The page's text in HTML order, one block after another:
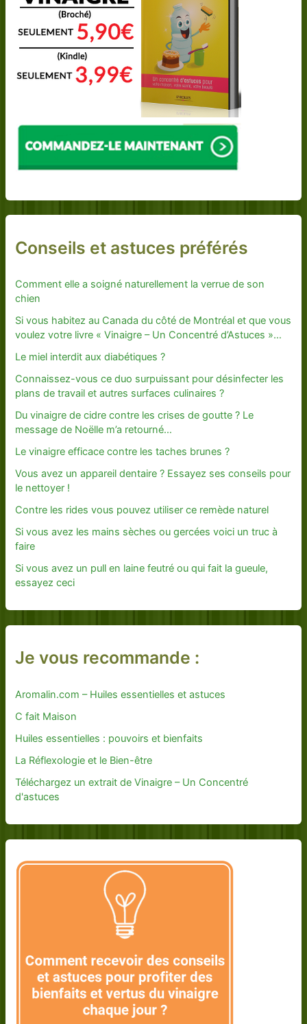
Conseils et astuces préférés
Comment elle a soigné naturellement la verrue de son
chien
Si vous habitez au Canada du côté de Montréal et que vous
voulez votre livre « Vinaigre – Un Concentré d’Astuces »…
Le miel interdit aux diabétiques ?
Connaissez-vous ce duo surpuissant pour désinfecter les
plans de travail et autres surfaces culinaires ?
Du vinaigre de cidre contre les crises de goutte ? Le
message de Noëlle m’a retourné…
Le vinaigre efficace contre les taches brunes ?
Vous avez un appareil dentaire ? Essayez ses conseils pour
le nettoyer !
Contre les rides vous pouvez utiliser ce remède naturel
Si vous avez les mains sèches ou gercées voici un truc à
faire
Si vous avez un pull en laine feutré ou qui fait la gueule,
essayez ceci
Je vous recommande :
Aromalin.com – Huiles essentielles et astuces
C fait Maison
Huiles essentielles : pouvoirs et bienfaits
La Réflexologie et le Bien-être
Téléchargez un extrait de Vinaigre – Un Concentré
d'astuces